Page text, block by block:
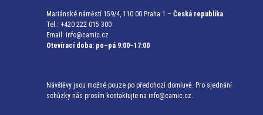
Mariánské náměstí 159/4, 110 00 Praha 1 – Česká republika
Tel.: +420 222 015 300
Email: info@camic.cz
Otevírací doba: po–pá 9:00–17:00
Návštěvy jsou možné pouze po předchozí domluvě. Pro sjednání
schůzky nás prosím kontaktujte na info@camic.cz.